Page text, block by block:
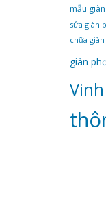
mẫu
sửa giàn
chữa
giàn